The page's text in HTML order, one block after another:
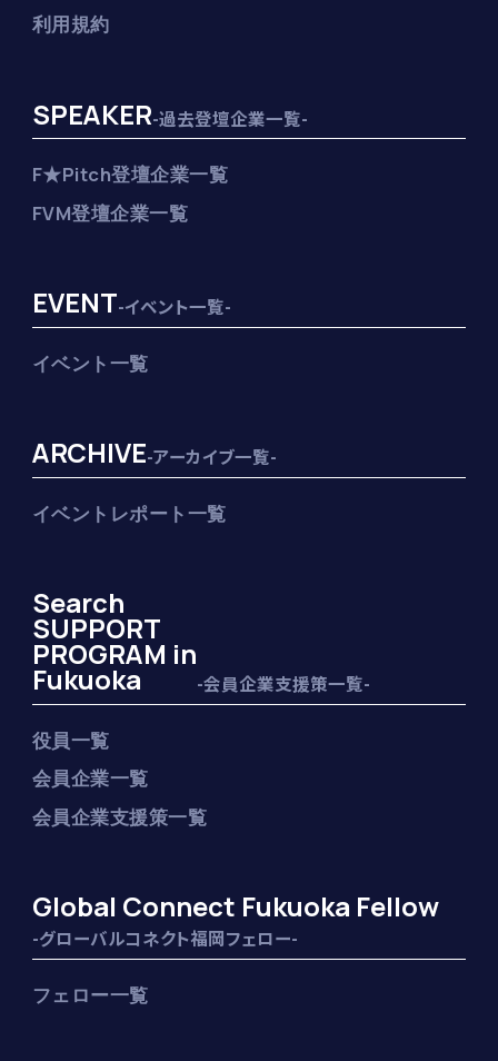
利用規約
SPEAKER-過去登壇企業一覧-
F★Pitch登壇企業一覧
FVM登壇企業一覧
EVENT-イベント一覧-
イベント一覧
ARCHIVE-アーカイブ一覧-
イベントレポート一覧
Search
SUPPORT
PROGRAM in
Fukuoka -会員企業支援策一覧-
役員一覧
会員企業一覧
会員企業支援策一覧
Global Connect Fukuoka Fellow
-グローバルコネクト福岡フェロー-
フェロー一覧